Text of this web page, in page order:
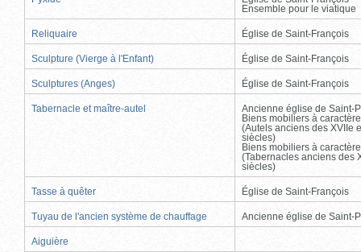
Ensemble pour le viatique
Reliquaire Église de Saint-François
Sculpture (Vierge à l'Enfant) Église de Saint-François
Sculptures (Anges) Église de Saint-François
Tabernacle et maître-autel
Ancienne église de Saint-
Biens mobiliers à
(Autels anciens des XVIIe
siècles)
Biens mobiliers à
(Tabernacles anciens des
siècles)
Tasse à quêter Église de Saint-François
Tuyau de l'ancien système de chauffage Ancienne église de Saint-
Aiguière